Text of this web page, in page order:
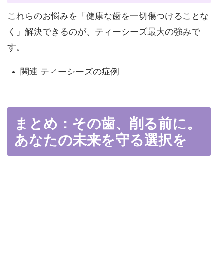
これらのお悩みを「健康な歯を一切傷つけることな
く」解決できるのが、ティーシーズ最大の強みで
す。
関連 ティーシーズの症例
まとめ：その歯、削る前に。
あなたの未来を守る選択を